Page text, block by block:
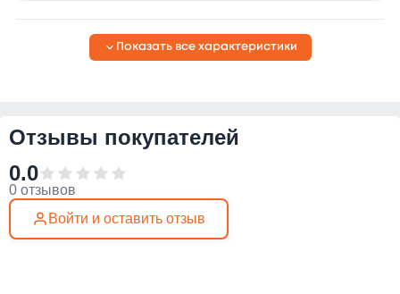
Показать все характеристики
Отзывы покупателей
0.0
0 отзывов
Войти и оставить отзыв